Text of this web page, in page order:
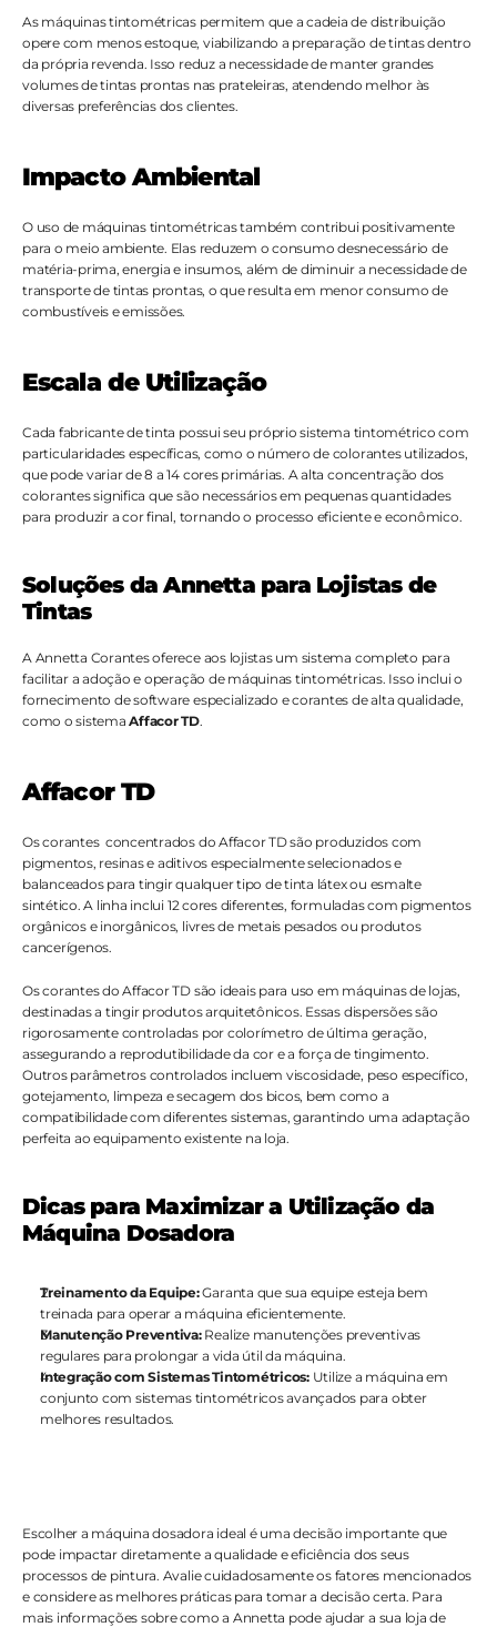
As máquinas tintométricas permitem que a cadeia de distribuição
opere com menos estoque, viabilizando a preparação de tintas dentro
da própria revenda. Isso reduz a necessidade de manter grandes
volumes de tintas prontas nas prateleiras, atendendo melhor às
diversas preferências dos clientes.
Impacto Ambiental
O uso de máquinas tintométricas também contribui positivamente
para o meio ambiente. Elas reduzem o consumo desnecessário de
matéria-prima, energia e insumos, além de diminuir a necessidade de
transporte de tintas prontas, o que resulta em menor consumo de
combustíveis e emissões.
Escala de Utilização
Cada fabricante de tinta possui seu próprio sistema tintométrico com
particularidades específicas, como o número de colorantes utilizados,
que pode variar de 8 a 14 cores primárias. A alta concentração dos
colorantes significa que são necessários em pequenas quantidades
para produzir a cor final, tornando o processo eficiente e econômico.
Soluções da Annetta para Lojistas de
Tintas
A Annetta Corantes oferece aos lojistas um sistema completo para
facilitar a adoção e operação de máquinas tintométricas. Isso inclui o
fornecimento de software especializado e corantes de alta qualidade,
como o sistema Affacor TD.
Affacor TD
Os corantes  concentrados do Affacor TD são produzidos com
pigmentos, resinas e aditivos especialmente selecionados e
balanceados para tingir qualquer tipo de tinta látex ou esmalte
sintético. A linha inclui 12 cores diferentes, formuladas com pigmentos
orgânicos e inorgânicos, livres de metais pesados ou produtos
cancerígenos.
Os corantes do Affacor TD são ideais para uso em máquinas de lojas,
destinadas a tingir produtos arquitetônicos. Essas dispersões são
rigorosamente controladas por colorímetro de última geração,
assegurando a reprodutibilidade da cor e a força de tingimento.
Outros parâmetros controlados incluem viscosidade, peso específico,
gotejamento, limpeza e secagem dos bicos, bem como a
compatibilidade com diferentes sistemas, garantindo uma adaptação
perfeita ao equipamento existente na loja.
Dicas para Maximizar a Utilização da
Máquina Dosadora
Treinamento da Equipe: Garanta que sua equipe esteja bem
treinada para operar a máquina eficientemente.
Manutenção Preventiva: Realize manutenções preventivas
regulares para prolongar a vida útil da máquina.
Integração com Sistemas Tintométricos: Utilize a máquina em
conjunto com sistemas tintométricos avançados para obter
melhores resultados.
Escolher a máquina dosadora ideal é uma decisão importante que
pode impactar diretamente a qualidade e eficiência dos seus
processos de pintura. Avalie cuidadosamente os fatores mencionados
e considere as melhores práticas para tomar a decisão certa. Para
mais informações sobre como a Annetta pode ajudar a sua loja de